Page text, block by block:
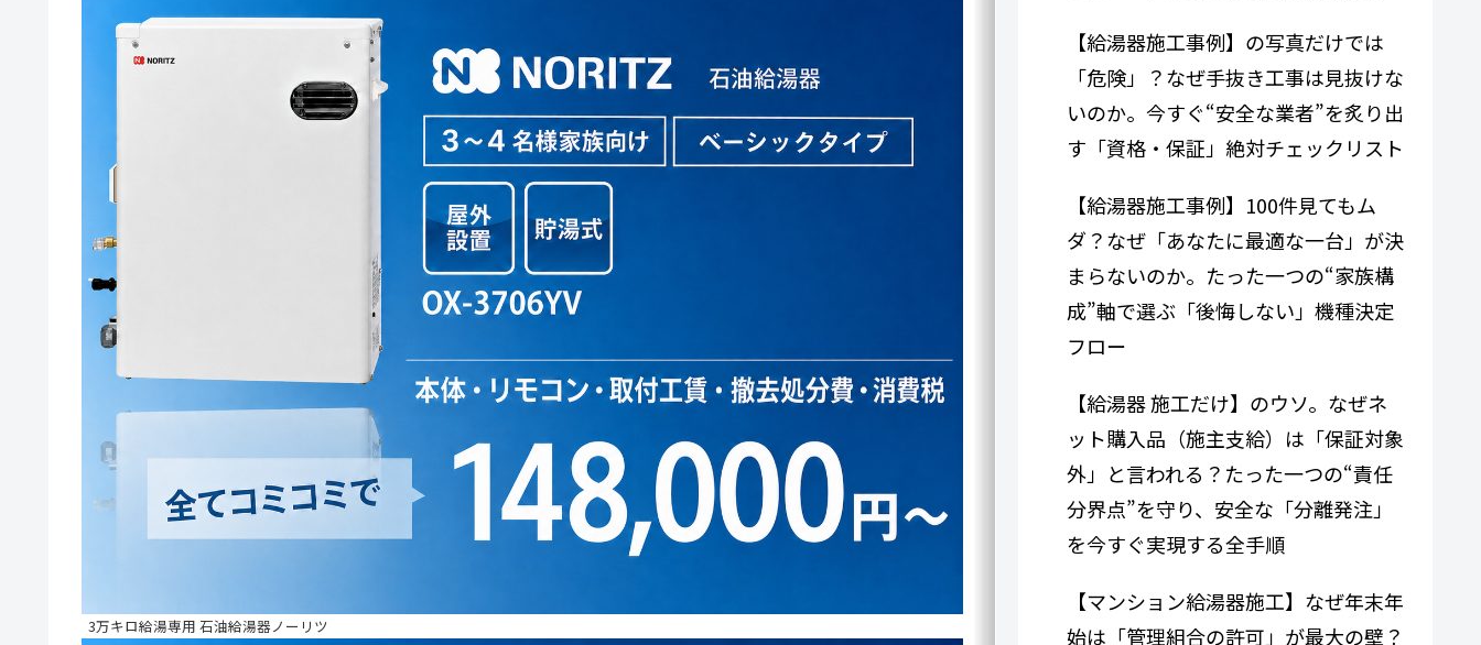
3万キロ給湯専用 石油給湯器ノーリツ
【給湯器施工事例】の写真だけでは
「危険」？なぜ手抜き工事は見抜けな
いのか。今すぐ“安全な業者”を炙り出
す「資格・保証」絶対チェックリスト
【給湯器施工事例】100件見てもム
ダ？なぜ「あなたに最適な一台」が決
まらないのか。たった一つの“家族構
成”軸で選ぶ「後悔しない」機種決定
フロー
【給湯器 施工だけ】のウソ。なぜネ
ット購入品（施主支給）は「保証対象
外」と言われる？たった一つの“責任
分界点”を守り、安全な「分離発注」
を今すぐ実現する全手順
【マンション給湯器施工】なぜ年末年
始は「管理組合の許可」が最大の壁？